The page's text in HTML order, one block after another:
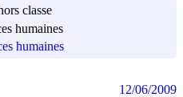
classe
humaines
humaines
12/06/2009